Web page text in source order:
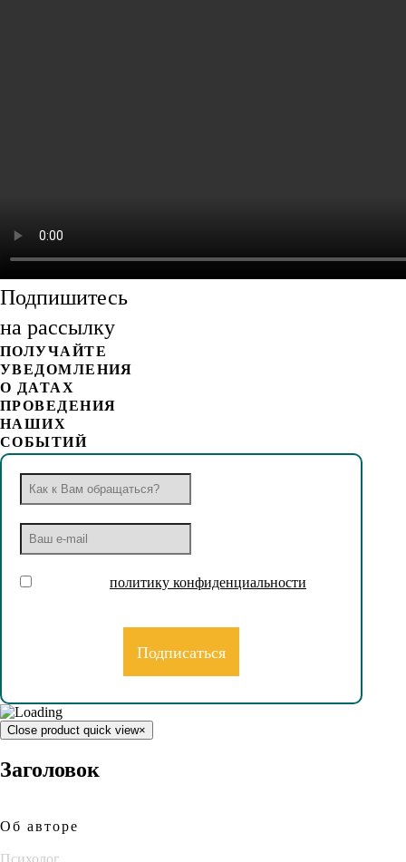
Подпишитесь
на рассылку
ПОЛУЧАЙТЕ
УВЕДОМЛЕНИЯ
О ДАТАХ
ПРОВЕДЕНИЯ
НАШИХ
СОБЫТИЙ
политику конфиденциальности
Close product quick view×
Заголовок
Об авторе
Психолог,